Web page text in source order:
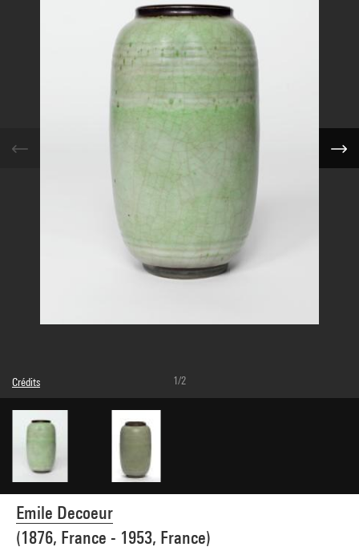
Emile Decoeur
(1876, France - 1953, France)
Crédits
© droits réservés
Crédit photographique : Centre Pompidou, MNAM-CCI/Hélène Mauri/Dist.
GrandPalaisRmn
Réf. image : 4N48438
Diffusion image :
GrandPalaisRmnPhoto
1/2